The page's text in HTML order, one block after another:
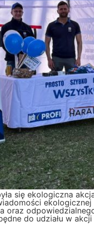
się ekologiczna
oraz
do udziału w